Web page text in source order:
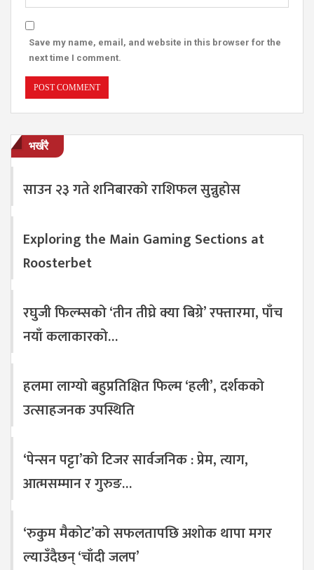
Save my name, email, and website in this browser for the
next time I comment.
भर्खरै
साउन २३ गते शनिबारको राशिफल सुन्नुहोस
Exploring the Main Gaming Sections at
Roosterbet
रघुजी फिल्म्सको ‘तीन तीघ्रे क्या बिग्रे’ रफ्तारमा, पाँच
नयाँ कलाकारको…
हलमा लाग्यो बहुप्रतिक्षित फिल्म ‘हली’, दर्शकको
उत्साहजनक उपस्थिति
‘पेन्सन पट्टा’को टिजर सार्वजनिक : प्रेम, त्याग,
आत्मसम्मान र गुरुङ…
‘रुकुम मैकोट’को सफलतापछि अशोक थापा मगर
ल्याउँदैछन् ‘चाँदी जलप’